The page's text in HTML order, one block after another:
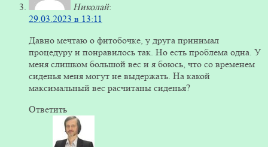
Николай:
29.03.2023 в 13:11
Давно мечтаю о фитобочке, у друга принимал
процедуру и понравилось так. Но есть проблема одна. У
меня слишком большой вес и я боюсь, что со временем
сиденья меня могут не выдержать. На какой
максимальный вес расчитаны сиденья?
Ответить